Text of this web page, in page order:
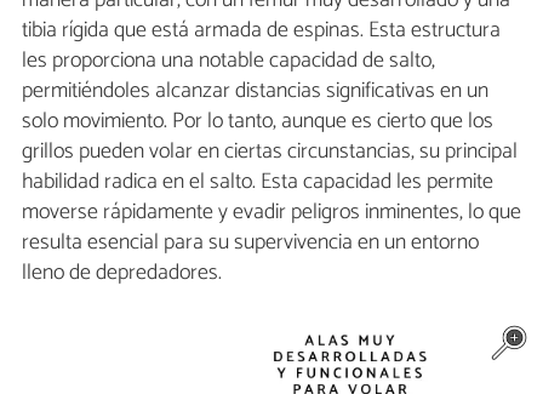
tibia rígida que está armada de espinas. Esta estructura
les proporciona una notable capacidad de salto,
permitiéndoles alcanzar distancias significativas en un
solo movimiento. Por lo tanto, aunque es cierto que los
grillos pueden volar en ciertas circunstancias, su principal
habilidad radica en el salto. Esta capacidad les permite
moverse rápidamente y evadir peligros inminentes, lo que
resulta esencial para su supervivencia en un entorno
lleno de depredadores.